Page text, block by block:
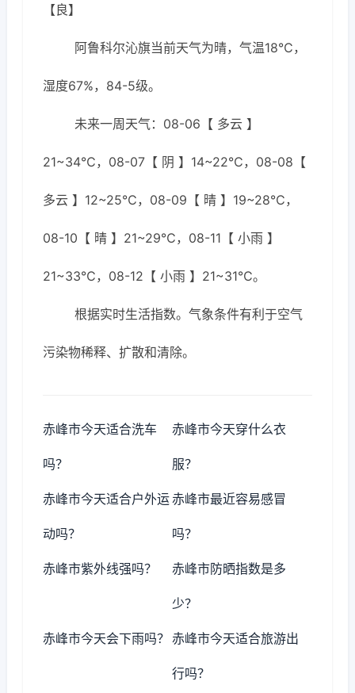
【良】
阿鲁科尔沁旗当前天气为晴，气温18℃，
湿度67%，84-5级。
未来一周天气：08-06【 多云 】
21~34℃，08-07【 阴 】14~22℃，08-08【
多云 】12~25℃，08-09【 晴 】19~28℃，
08-10【 晴 】21~29℃，08-11【 小雨 】
21~33℃，08-12【 小雨 】21~31℃。
根据实时生活指数。气象条件有利于空气
污染物稀释、扩散和清除。
赤峰市今天适合洗车
吗？
赤峰市今天穿什么衣
服？
赤峰市今天适合户外运
动吗？
赤峰市最近容易感冒
吗？
赤峰市紫外线强吗？ 赤峰市防晒指数是多
少？
赤峰市今天会下雨吗？ 赤峰市今天适合旅游出
行吗？